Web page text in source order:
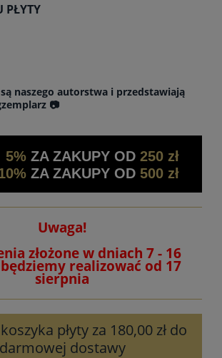
PŁYTY
naszego autorstwa i przedstawiają
📷
5% ZA ZAKUPY OD 250 zł
ZA ZAKUPY OD 500 zł
Uwaga!
złożone w dniach 7 - 16
realizować od 17
sierpnia
płyty za 180,00 zł do
darmowej dostawy